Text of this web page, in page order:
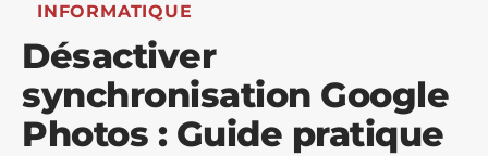
INFORMATIQUE
Désactiver
synchronisation Google
Photos : Guide pratique